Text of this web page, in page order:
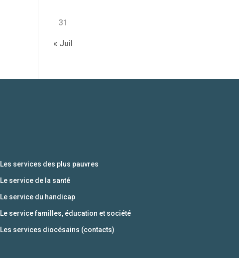
31
« Juil
Les services des plus pauvres
Le service de la santé
Le service du handicap
Le service familles, éducation et société
Les services diocésains (contacts)